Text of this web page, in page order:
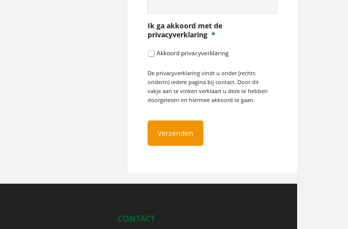
Ik ga akkoord met de
privacyverklaring *
Akkoord privacyverklaring
De privacyverklaring vindt u onder (rechts
onderin) iedere pagina bij contact. Door dit
vakje aan te vinken verklaart u deze te hebben
doorgelezen en hiermee akkoord te gaan.
CONTACT